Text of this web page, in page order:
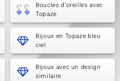
Boucles d'oreilles avec
Topaze
Bijoux en Topaze bleu
ciel
Bijoux avec un design
similaire